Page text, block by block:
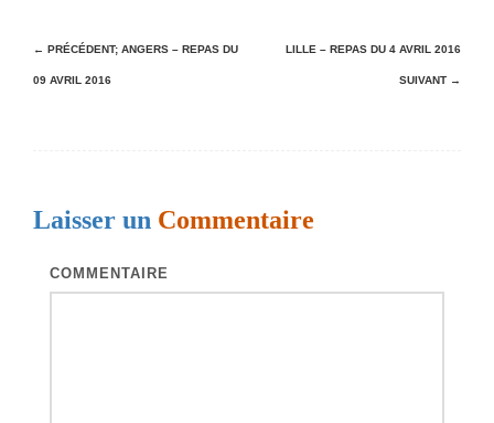
N
a
a
← PRÉCÉDENT; ANGERS – REPAS DU
09 AVRIL 2016
LILLE – REPAS DU 4 AVRIL 2016
SUIVANT →
Laisser un Commentaire
COMMENTAIRE